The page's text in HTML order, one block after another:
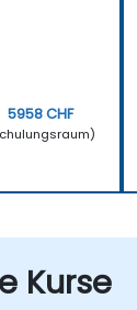
5958 CHF
Kurse